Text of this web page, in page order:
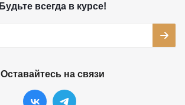
Будьте всегда в курсе!
Оставайтесь на связи